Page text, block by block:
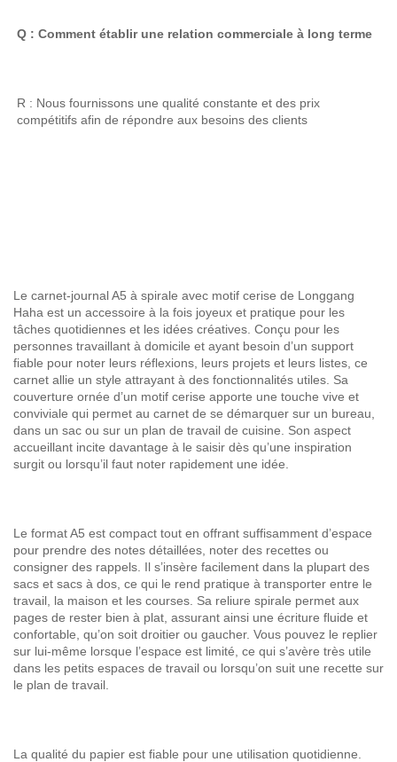
Q : Comment établir une relation commerciale à long terme
R : Nous fournissons une qualité constante et des prix
compétitifs afin de répondre aux besoins des clients
Le carnet-journal A5 à spirale avec motif cerise de Longgang
Haha est un accessoire à la fois joyeux et pratique pour les
tâches quotidiennes et les idées créatives. Conçu pour les
personnes travaillant à domicile et ayant besoin d’un support
fiable pour noter leurs réflexions, leurs projets et leurs listes, ce
carnet allie un style attrayant à des fonctionnalités utiles. Sa
couverture ornée d’un motif cerise apporte une touche vive et
conviviale qui permet au carnet de se démarquer sur un bureau,
dans un sac ou sur un plan de travail de cuisine. Son aspect
accueillant incite davantage à le saisir dès qu’une inspiration
surgit ou lorsqu’il faut noter rapidement une idée.
Le format A5 est compact tout en offrant suffisamment d’espace
pour prendre des notes détaillées, noter des recettes ou
consigner des rappels. Il s’insère facilement dans la plupart des
sacs et sacs à dos, ce qui le rend pratique à transporter entre le
travail, la maison et les courses. Sa reliure spirale permet aux
pages de rester bien à plat, assurant ainsi une écriture fluide et
confortable, qu’on soit droitier ou gaucher. Vous pouvez le replier
sur lui-même lorsque l’espace est limité, ce qui s’avère très utile
dans les petits espaces de travail ou lorsqu’on suit une recette sur
le plan de travail.
La qualité du papier est fiable pour une utilisation quotidienne.